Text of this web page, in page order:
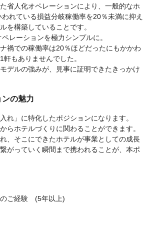
省人化オペレーションにより、一般的なホ
れている損益分岐稼働率を20％未満に抑え
を構築していることです。
レーションを極力シンプルに。
禍での稼働率は20％ほどだったにもかかわ
もありませんでした。
デルの強みが、見事に証明できたきっかけ
の魅力
れ」に特化したポジションになります。
らホテルづくりに関わることができます。
、そこにできたホテルが事業としての成長
がっていく瞬間まで携われることが、本ポ
のご経験 (5年以上)